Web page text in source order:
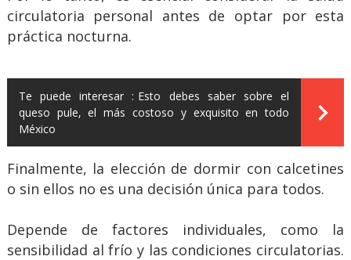
circulatoria personal antes de optar por esta
práctica nocturna.
Te puede interesar : Esto debes saber sobre el
queso pule, el más costoso y exquisito en todo
México
Finalmente, la elección de dormir con calcetines
o sin ellos no es una decisión única para todos.
Depende de factores individuales, como la
sensibilidad al frío y las condiciones circulatorias.